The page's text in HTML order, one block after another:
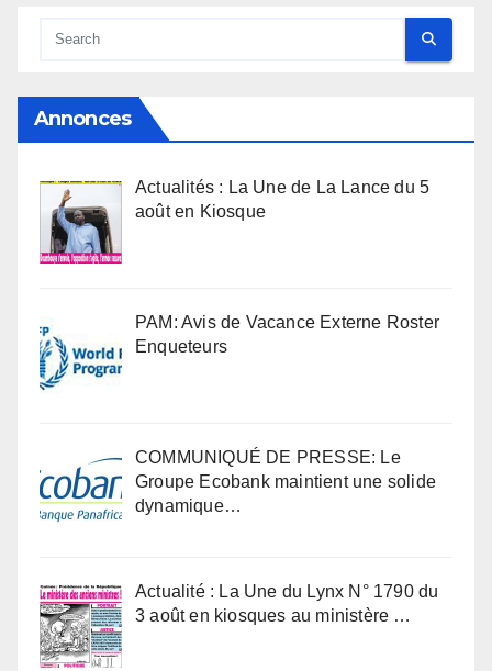
Annonces
Actualités : La Une de La Lance du 5
août en Kiosque
PAM: Avis de Vacance Externe Roster
Enqueteurs
COMMUNIQUÉ DE PRESSE: Le
Groupe Ecobank maintient une solide
dynamique…
Actualité : La Une du Lynx N° 1790 du
3 août en kiosques au ministère …